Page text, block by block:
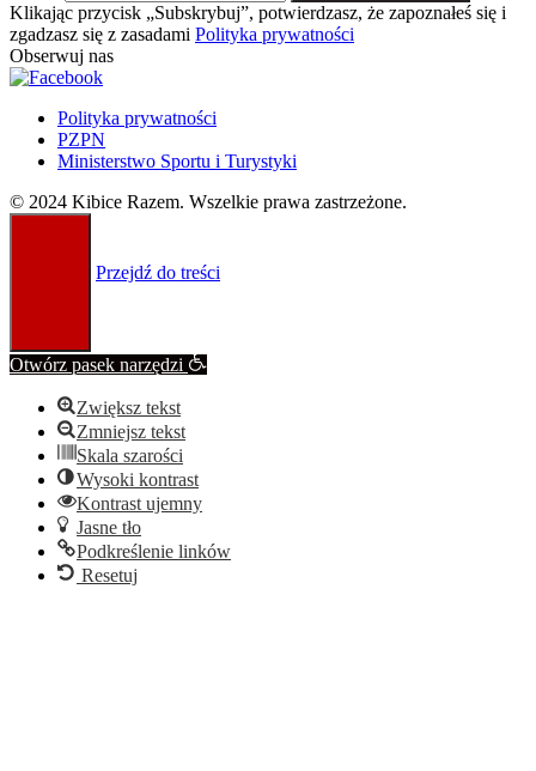
Klikając przycisk „Subskrybuj”, potwierdzasz, że zapoznałeś się i
zgadzasz się z zasadami Polityka prywatności
Obserwuj nas
Polityka prywatności
PZPN
Ministerstwo Sportu i Turystyki
© 2024 Kibice Razem. Wszelkie prawa zastrzeżone.
Przejdź do treści
Otwórz pasek narzędzi
Zwiększ tekst
Zmniejsz tekst
Skala szarości
Wysoki kontrast
Kontrast ujemny
Jasne tło
Podkreślenie linków
Resetuj